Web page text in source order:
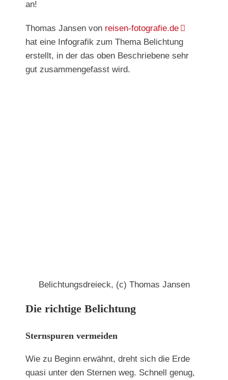
an!
Thomas Jansen von reisen-fotografie.de
hat eine Infografik zum Thema Belichtung
erstellt, in der das oben Beschriebene sehr
gut zusammengefasst wird.
Belichtungsdreieck, (c) Thomas Jansen
Die richtige Belichtung
Sternspuren vermeiden
Wie zu Beginn erwähnt, dreht sich die Erde
quasi unter den Sternen weg. Schnell genug,